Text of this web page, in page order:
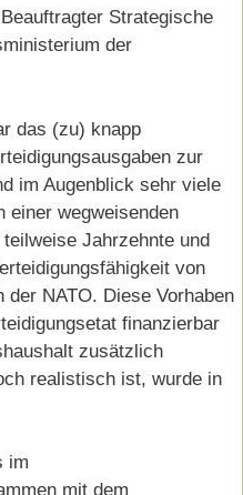
Strategische
der
das (zu) knapp
zur
im Augenblick sehr viele
einer wegweisenden
Jahrzehnte und
von
NATO. Diese Vorhaben
finanzierbar
zusätzlich
realistisch ist, wurde in
im
mit dem